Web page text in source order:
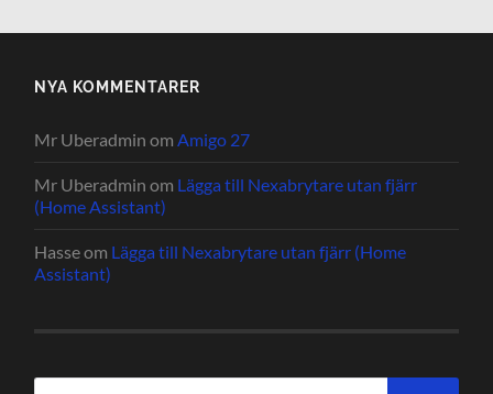
NYA KOMMENTARER
Mr Uberadmin omAmigo 27
Mr Uberadmin om Lägga till Nexabrytare utan fjärr
(Home Assistant)
Hasseom Lägga till Nexabrytare utan fjärr (Home
Assistant)